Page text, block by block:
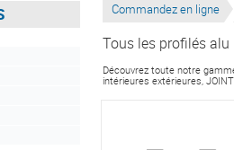
Commandez en ligne
Tous les profilés alu
Découvrez toute notre
intérieures extérieures,